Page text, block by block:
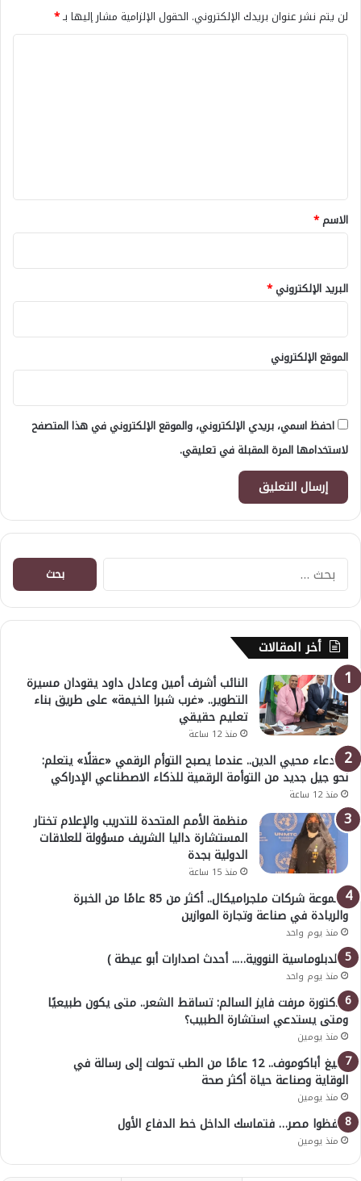
لن يتم نشر عنوان بريدك الإلكتروني. الحقول الإلزامية مشار إليها بـ*
*
الاسم*
البريد الإلكتروني*
الموقع الإلكتروني
احفظ اسمي، بريدي الإلكتروني، والموقع الإلكتروني في هذا المتصفح
لاستخدامها المرة المقبلة في تعليقي.
البحث
عن:
أخر المقالات
النائب أشرف أمين وعادل داود يقودان مسيرة
التطوير.. «غرب شبرا الخيمة» على طريق بناء
تعليم حقيقي
منذ 12 ساعة
د. دعاء محيي الدين.. عندما يصبح التوأم الرقمي «عقلًا» يتعلم:
نحو جيل جديد من التوأمة الرقمية للذكاء الاصطناعي الإدراكي
منذ 12 ساعة
منظمة الأمم المتحدة للتدريب والإعلام تختار
المستشارة داليا الشريف مسؤولة للعلاقات
الدولية بجدة
منذ 15 ساعة
مجموعة شركات ملجراميكال.. أكثر من 85 عامًا من الخبرة
والريادة في صناعة وتجارة الموازين
منذ يوم واحد
( الدبلوماسية النووية….. أحدث اصدارات أبو عيطة )
منذ يوم واحد
الدكتورة مرفت فايز السالم: تساقط الشعر.. متى يكون طبيعيًا
ومتى يستدعي استشارة الطبيب؟
منذ يومين
أوليغ أباكوموف.. 12 عامًا من الطب تحولت إلى رسالة في
الوقاية وصناعة حياة أكثر صحة
منذ يومين
احفظوا مصر… فتماسك الداخل خط الدفاع الأول
منذ يومين